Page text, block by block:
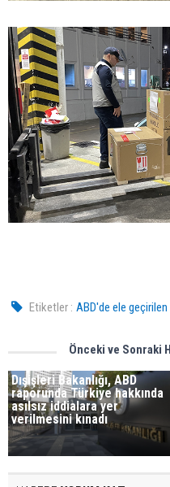
Etiketler : ABD'de ele
Önceki ve Sonraki
Dışişleri Bakanlığı, ABD
raporunda Türkiye hakkında
asılsız iddialara yer
verilmesini kınadı